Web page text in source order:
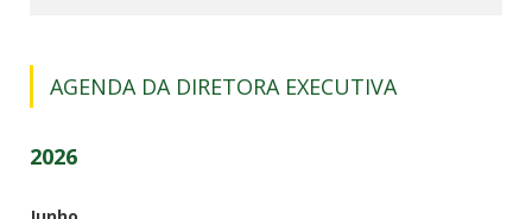
AGENDA DA DIRETORA EXECUTIVA
2026